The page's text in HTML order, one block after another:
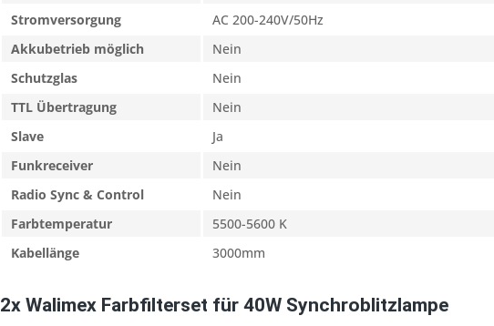
Stromversorgung
AC 200-240V/50Hz
Akkubetrieb möglich
Nein
Schutzglas
Nein
TTL Übertragung
Nein
Slave
Ja
Funkreceiver
Nein
Radio Sync & Control
Nein
Farbtemperatur
5500-5600 K
Kabellänge
3000mm
2x Walimex Farbfilterset für 40W Synchroblitzlampe